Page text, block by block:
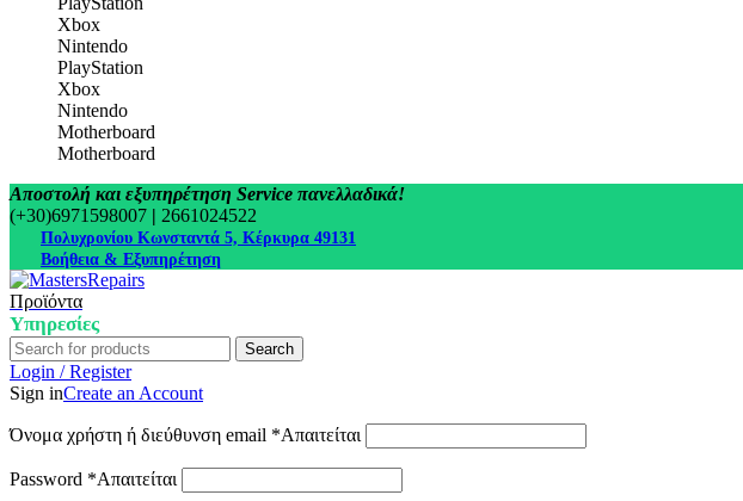
Xbox
Nintendo
PlayStation
Xbox
Nintendo
Motherboard
Motherboard
Αποστολή και εξυπηρέτηση Service πανελλαδικά!
(+30)6971598007 | 2661024522
Πολυχρονίου Κωνσταντά 5, Κέρκυρα 49131
Βοήθεια & Εξυπηρέτηση
Προϊόντα
Υπηρεσίες
Search
Login / Register
Sign inCreate an Account
Όνομα χρήστη ή διεύθυνση email *Απαιτείται
Password *Απαιτείται